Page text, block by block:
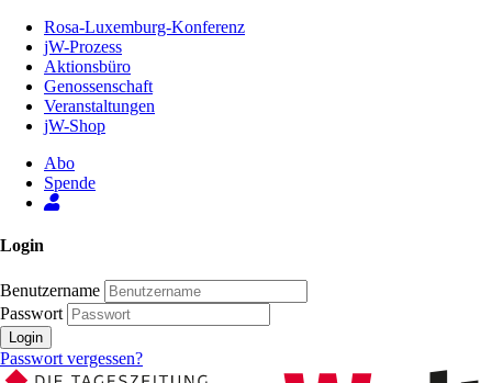
Inhalt
Seite
Rosa-Luxemburg-Konferenz
jW-Prozess
Aktionsbüro
Genossenschaft
Veranstaltungen
jW-Shop
Abo
Spende
Login
Benutzername
Passwort
Login
Passwort vergessen?